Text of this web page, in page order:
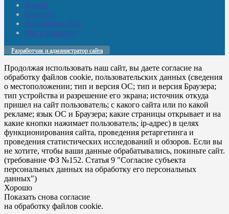
Домой
Новости
Документы. Все
Мы в соцсетях
Разработчик и администратор сайта
Продолжая использовать наш сайт, вы даете согласие на
обработку файлов cookie, пользовательских данных (сведения
о местоположении; тип и версия ОС; тип и версия Браузера;
тип устройства и разрешение его экрана; источник откуда
пришел на сайт пользователь; с какого сайта или по какой
рекламе; язык ОС и Браузера; какие страницы открывает и на
какие кнопки нажимает пользователь; ip-адрес) в целях
функционирования сайта, проведения ретаргетинга и
проведения статистических исследований и обзоров. Если вы
не хотите, чтобы ваши данные обрабатывались, покиньте сайт.
(требование ФЗ №152. Статья 9 "Согласие субъекта
персональных данных на обработку его персональных
данных")
Хорошо
Показать снова согласие
на обработку файлов cookie.